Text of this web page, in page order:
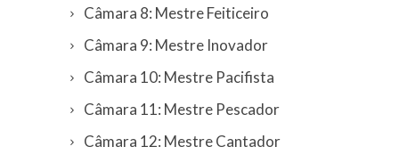
Câmara 8: Mestre Feiticeiro
Câmara 9: Mestre Inovador
Câmara 10: Mestre Pacifista
Câmara 11: Mestre Pescador
Câmara 12: Mestre Cantador